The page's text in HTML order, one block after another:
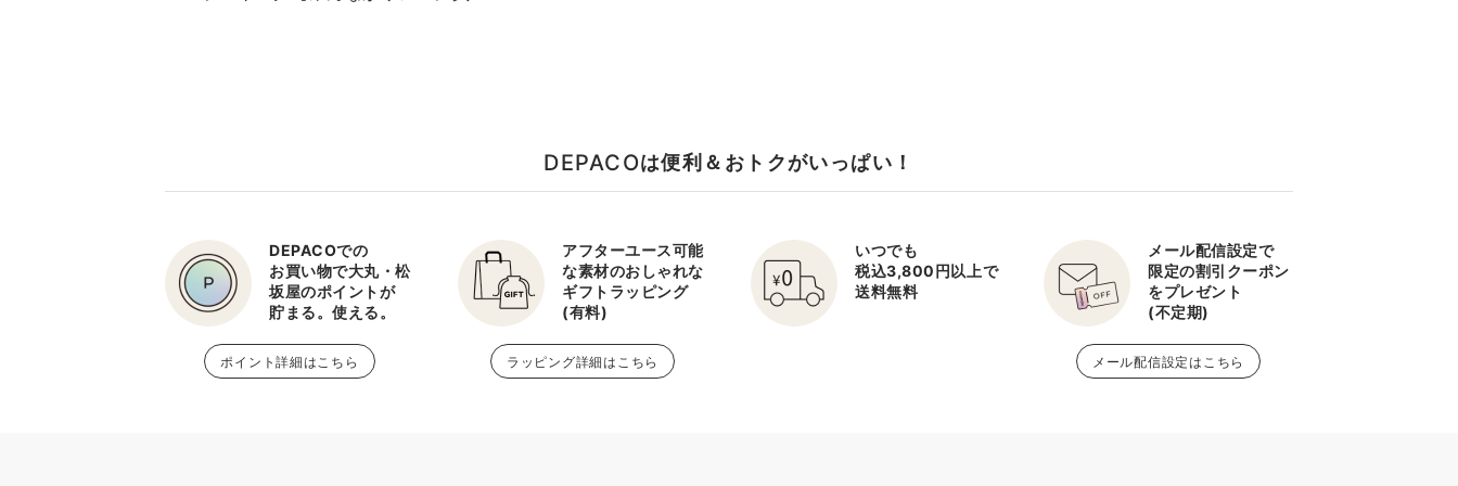
DEPACOは便利＆おトクがいっぱい！
DEPACOでの
お買い物で大丸・松
坂屋のポイントが
貯まる。使える。
ポイント詳細はこちら
アフターユース可能
な素材のおしゃれな
ギフトラッピング
(有料)
ラッピング詳細はこちら
いつでも
税込3,800円以上で
送料無料
メール配信設定で
限定の割引クーポン
をプレゼント
(不定期)
メール配信設定はこちら